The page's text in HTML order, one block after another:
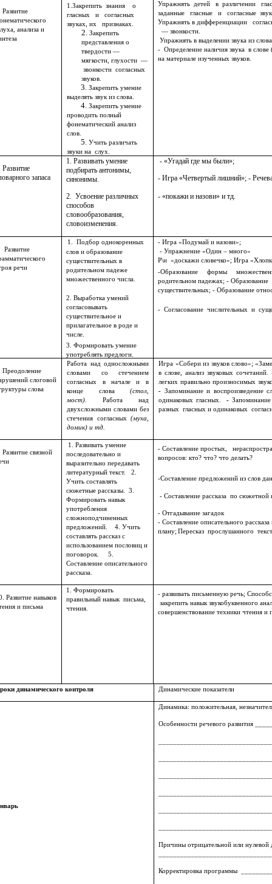
Развитие
анализа и
1.Закрепить знания о
гласных и согласных
звуках, их признаках.
Закрепить
представления о
твердости —
мягкости, глухости —
звонкости согласных
звуков.
Закрепить умение
выделять звук из слова.
Закрепить умение
проводить полный
фонематический анализ
слов.
Учить различать
звуки на слух.
Упражнять детей в различении
заданные гласные и согласные
Упражнять в дифференциации
— звонкости.
Упражнять в выделении звука из
- Определение наличия звука в
на материале изученных звуков.
Развитие
запаса
1. Развивать умение
подбирать антонимы,
синонимы.
2. Усвоение различных
способов
словообразования,
словоизменения.
- «Угадай где мы были»;
- Игра «Четвертый лишний»; -
- «покажи и назови» и тд.
Развитие
речи
1. Подбор однокоренных
слов и образование
существительных в
родительном падеже
множественного числа.
2. Выработка умений
согласовывать
существительное и
прилагательное в роде и
числе.
3. Формировать умение
употреблять предлоги.
- Игра «Подумай и назови»;
- Упражнение «Один – много»
Р\и «доскажи словечко»; Игра
-Образование формы
родительном падежах; -
существительных; - Образование
- Согласование числительных и
Преодоление
слоговой
слова
Работа над односложными
словами со стечением
согласных в начале и в
конце слова (стол,
мост).
Работа над
двухсложными словами без
стечения согласных (муха,
домик) и тд.
Игра «Собери из звуков слово»;
в слове, анализ звуковых сочетаний.
легких правильно произносимых
- Запоминание и воспроизведение
одинаковых гласных.- Запоминание
разных гласных и одинаковых
связной
1. Развивать умение
последовательно и
выразительно передавать
литературный текст. 2.
Учить составлять
сюжетные рассказы. 3.
Формировать навык
употребления
сложноподчиненных
предложений. 4. Учить
составлять рассказ с
использованием пословиц и
поговорок. 5.
Составление описательного
рассказа.
- Составление простых,
вопросов: кто? что? что делать?
-Составление предложений из слов
- Составление рассказа по сюжетной
- Отгадывание загадок
- Составление описательного
плану; Пересказ прослушанного
Развитие навыков
и письма
1. Формировать
правильный навык письма,
чтения.
- развивать письменную речь;
закрепить навык звукобуквенного
совершенствование техники чтения и
динамического контроля Динамические показатели
Динамика: положительная,
Особенности речевого развития
Причины отрицательной или
Корректировка программы